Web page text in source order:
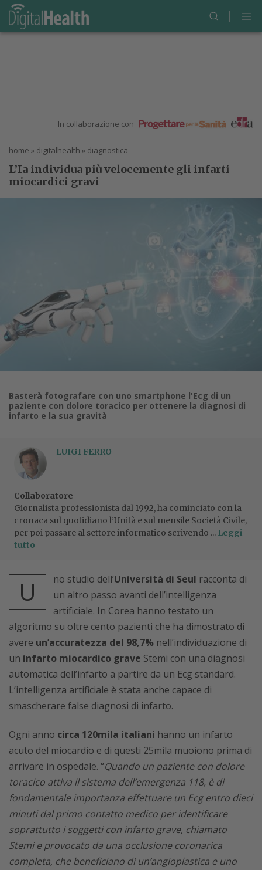
In collaborazione con
home » digitalhealth » diagnostica
L’Ia individua più velocemente gli infarti
miocardici gravi
Basterà fotografare con uno smartphone l'Ecg di un
paziente con dolore toracico per ottenere la diagnosi di
infarto e la sua gravità
LUIGI FERRO
Collaboratore
Giornalista professionista dal 1992, ha cominciato con la
cronaca sul quotidiano l’Unità e sul mensile Società Civile,
per poi passare al settore informatico scrivendo ... Leggi
tutto
U no studio dell’Università di Seul racconta di
un altro passo avanti dell’intelligenza
artificiale. In Corea hanno testato un
algoritmo su oltre cento pazienti che ha dimostrato di
avere un’accuratezza del 98,7% nell’individuazione di
un infarto miocardico grave Stemi con una diagnosi
automatica dell’infarto a partire da un Ecg standard.
L’intelligenza artificiale è stata anche capace di
smascherare false diagnosi di infarto.
Ogni anno circa 120mila italiani hanno un infarto
acuto del miocardio e di questi 25mila muoiono prima di
arrivare in ospedale. “Quando un paziente con dolore
toracico attiva il sistema dell’emergenza 118, è di
fondamentale importanza effettuare un Ecg entro dieci
minuti dal primo contatto medico per identificare
soprattutto i soggetti con infarto grave, chiamato
Stemi e provocato da una occlusione coronarica
completa, che beneficiano di un’angioplastica e uno